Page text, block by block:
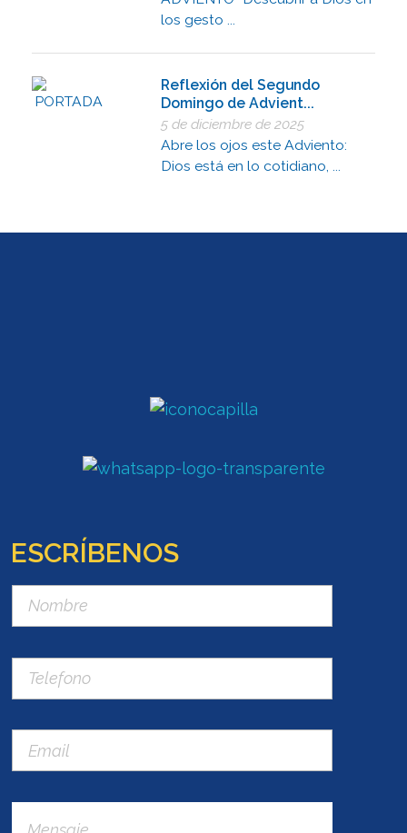
los gesto ...
Reflexión del Segundo
Domingo de Advient...
5 de diciembre de 2025
Abre los ojos este Adviento:
Dios está en lo cotidiano, ...
ESCRÍBENOS